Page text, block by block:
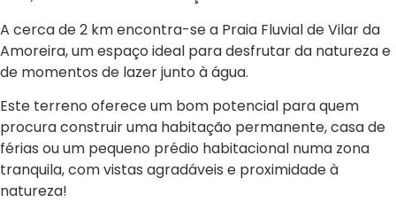
A cerca de 2 km encontra-se a Praia Fluvial de Vilar da
Amoreira, um espaço ideal para desfrutar da natureza e
de momentos de lazer junto à água.
Este terreno oferece um bom potencial para quem
procura construir uma habitação permanente, casa de
férias ou um pequeno prédio habitacional numa zona
tranquila, com vistas agradáveis e proximidade à
natureza!